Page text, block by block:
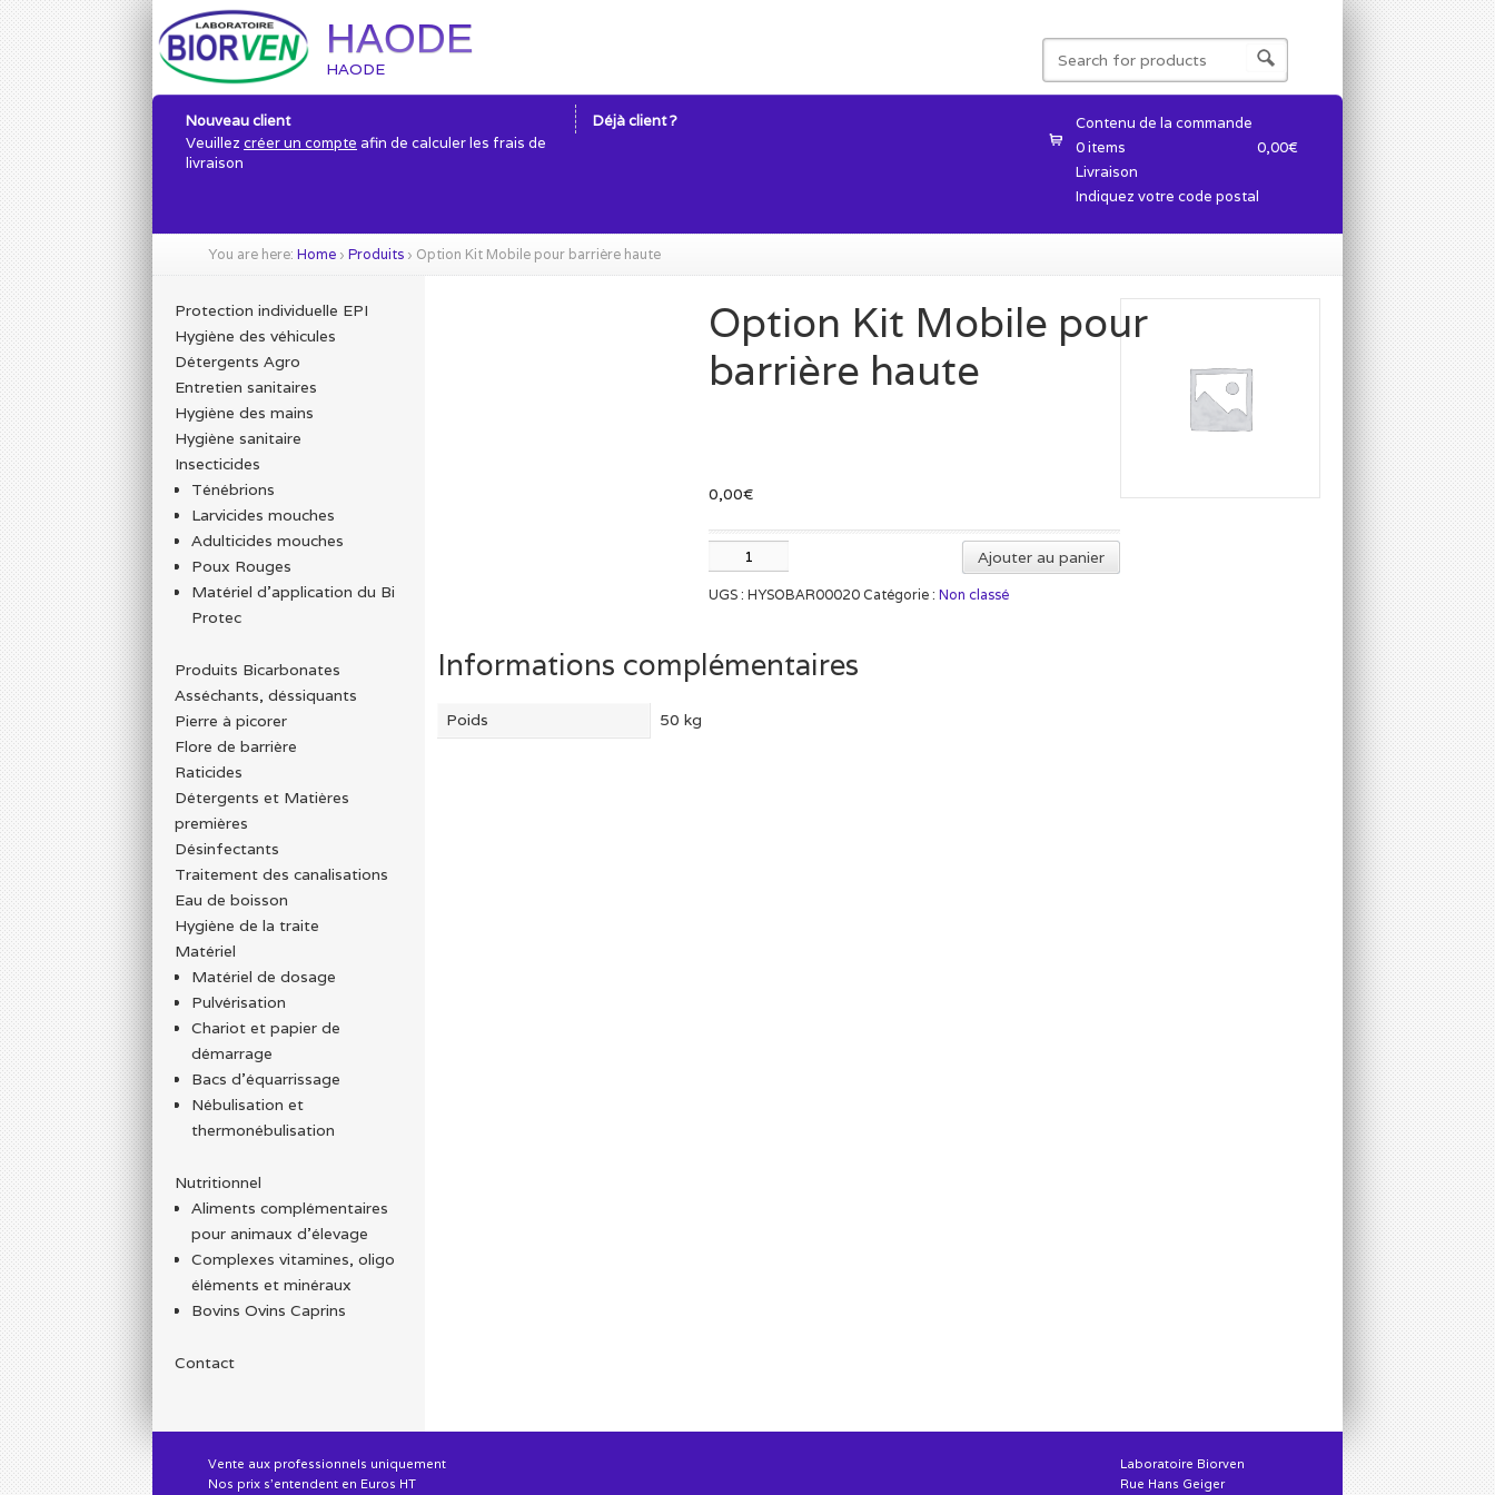
HAODE
HAODE
Déjà client ?
Nouveau client
Veuillez créer un compte afin de calculer les frais de
livraison
Contenu de la commande
0 items
0,00€
Livraison
Indiquez votre code postal
You are here: Home › Produits › Option Kit Mobile pour barrière haute
Option Kit Mobile pour
barrière haute
0,00€
quantité
de
Option
pour
Ajouter au panier
UGS : HYSOBAR00020 Catégorie : Non classé
Informations complémentaires
Poids 50 kg
Protection individuelle EPI
Hygiène des véhicules
Détergents Agro
Entretien sanitaires
Hygiène des mains
Hygiène sanitaire
Insecticides
Ténébrions
Larvicides mouches
Adulticides mouches
Poux Rouges
Matériel d’application du Bi
Protec
Produits Bicarbonates
Asséchants, déssiquants
Pierre à picorer
Flore de barrière
Raticides
Détergents et Matières
premières
Désinfectants
Traitement des canalisations
Eau de boisson
Hygiène de la traite
Matériel
Matériel de dosage
Pulvérisation
Chariot et papier de
démarrage
Bacs d'équarrissage
Nébulisation et
thermonébulisation
Nutritionnel
Aliments complémentaires
pour animaux d'élevage
Complexes vitamines, oligo
éléments et minéraux
Bovins Ovins Caprins
Contact
Vente aux professionnels uniquement
Nos prix s'entendent en Euros HT
Laboratoire Biorven
Rue Hans Geiger